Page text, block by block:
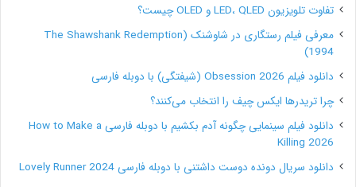
ادغام شود؟ آیا می‌خواهید آن را برای یک برنامۀ فیلتر
واقعیت افزوده (AR) برای رسانه‌های اجتماعی بسازید؟ در
این صورت باید آن را با دوربین‌ موبایل‌ها ادغام کنید. شاید
هم می‌خواهید در چت‌های پیام‌رسان‌های خود قابلیت ارسال
و دریافت صدا را داشته باشید. در این صورت اپلیکیشن شما
باید به میکروفون موبایل‌ها نیز دسترسی داشته باشد.
تفاوت تلویزیون LED، QLED و OLED چیست؟
معرفی فیلم رستگاری در شاوشنک (The Shawshank Redemption
1994)
دانلود فیلم Obsession 2026 (شیفتگی) با دوبله فارسی
چرا تریدرها ایکس چیف را انتخاب می‌کنند؟
دانلود فیلم سینمایی چگونه آدم بکشیم با دوبله فارسی How to Make a
Killing 2026
دانلود سریال دونده دوست داشتنی با دوبله فارسی Lovely Runner 2024